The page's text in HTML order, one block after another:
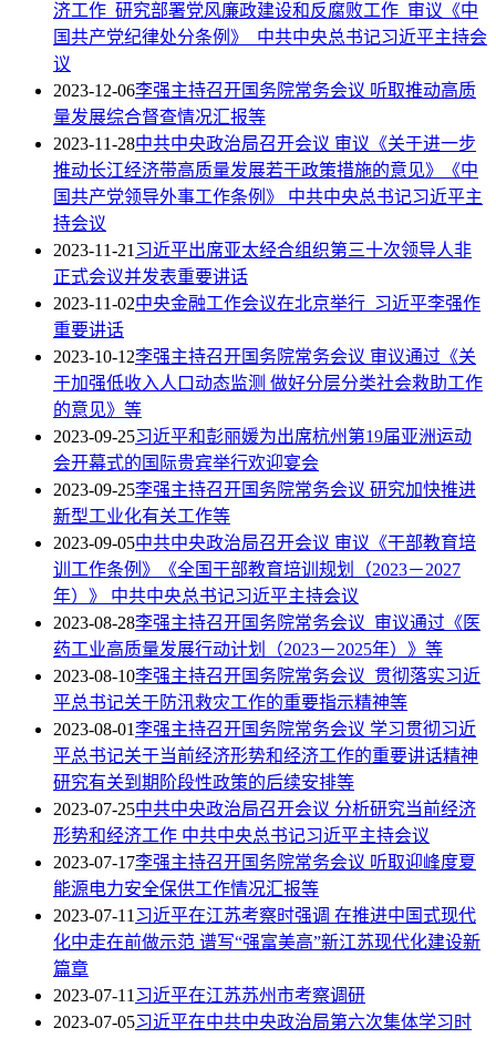
济工作 研究部署党风廉政建设和反腐败工作 审议《中
国共产党纪律处分条例》 中共中央总书记习近平主持会
议
2023-12-06李强主持召开国务院常务会议 听取推动高质
量发展综合督查情况汇报等
2023-11-28中共中央政治局召开会议 审议《关于进一步
推动长江经济带高质量发展若干政策措施的意见》《中
国共产党领导外事工作条例》 中共中央总书记习近平主
持会议
2023-11-21习近平出席亚太经合组织第三十次领导人非
正式会议并发表重要讲话
2023-11-02中央金融工作会议在北京举行 习近平李强作
重要讲话
2023-10-12李强主持召开国务院常务会议 审议通过《关
于加强低收入人口动态监测 做好分层分类社会救助工作
的意见》等
2023-09-25习近平和彭丽媛为出席杭州第19届亚洲运动
会开幕式的国际贵宾举行欢迎宴会
2023-09-25李强主持召开国务院常务会议 研究加快推进
新型工业化有关工作等
2023-09-05中共中央政治局召开会议 审议《干部教育培
训工作条例》《全国干部教育培训规划（2023－2027
年）》 中共中央总书记习近平主持会议
2023-08-28李强主持召开国务院常务会议 审议通过《医
药工业高质量发展行动计划（2023－2025年）》等
2023-08-10李强主持召开国务院常务会议 贯彻落实习近
平总书记关于防汛救灾工作的重要指示精神等
2023-08-01李强主持召开国务院常务会议 学习贯彻习近
平总书记关于当前经济形势和经济工作的重要讲话精神
研究有关到期阶段性政策的后续安排等
2023-07-25中共中央政治局召开会议 分析研究当前经济
形势和经济工作 中共中央总书记习近平主持会议
2023-07-17李强主持召开国务院常务会议 听取迎峰度夏
能源电力安全保供工作情况汇报等
2023-07-11习近平在江苏考察时强调 在推进中国式现代
化中走在前做示范 谱写“强富美高”新江苏现代化建设新
篇章
2023-07-11习近平在江苏苏州市考察调研
2023-07-05习近平在中共中央政治局第六次集体学习时